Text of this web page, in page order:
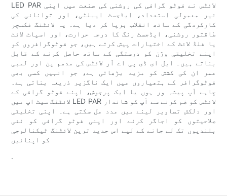
LED PAR لائٹس نے فوٹو گرافی کی روشنی کی صنعت میں اپنی
غیر معمولی استعداد، ایڈجسٹ ایبلٹی، اور توانائی کی
کارکردگی کے ساتھ انقلاب برپا کر دیا ہے۔ یہ لائٹنگ فکسچر
طاقتور روشنی، ایڈجسٹ رنگ کا درجہ حرارت، اور اسپاٹ لائٹ
یا فلڈ لائٹ کے اختیارات پیش کرتے ہیں، جو فوٹوگرافروں کو
اپنے تخلیقی وژن کو درستگی کے ساتھ حاصل کرنے کے قابل
بناتے ہیں۔ ایل ای ڈی پی اے آر لائٹس کی مدھم پن اور لمبی
عمر ان کی کشش کو مزید بڑھاتی ہے، جو انہیں کسی بھی
فوٹوگرافر کے ہتھیاروں میں ایک ناگزیر ذریعہ بناتی ہے۔
چاہے آپ پیشہ ور ہوں یا ایک پرجوش، اپنے فوٹو گرافی کے
لائٹنگ سیٹ اپ میں LED PAR لائٹس کو ضم کرنے سے آپ کو شاندار
اور دلکش تصاویر لینے میں مدد مل سکتی ہے۔ اپنی تخلیقی
صلاحیتوں کو اجاگر کرنے اور اپنی فوٹو گرافی کو نئی
بلندیوں تک لے جانے کے لیے اس جدید ترین لائٹنگ ٹیکنالوجی
کو اپنائیں
.